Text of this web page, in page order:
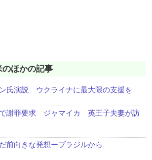
ほかの記事
ン氏演説 ウクライナに最大限の支援を
謝罪要求 ジャマイカ 英王子夫妻が訪
前向きな発想ーブラジルから